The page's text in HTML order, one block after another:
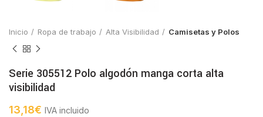
Inicio Ropa de trabajo Alta Visibilidad Camisetas y Polos
Serie 305512 Polo algodón manga corta alta
visibilidad
13,18€ IVA incluido